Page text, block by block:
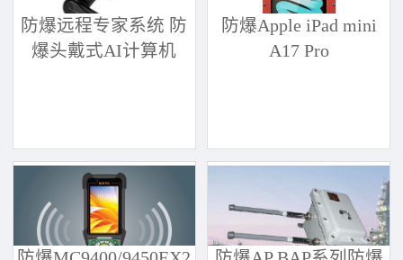
防爆远程专家系统 防
爆头戴式AI计算机
防爆Apple iPad mini
A17 Pro